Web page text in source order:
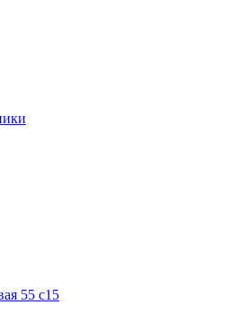
55 с15